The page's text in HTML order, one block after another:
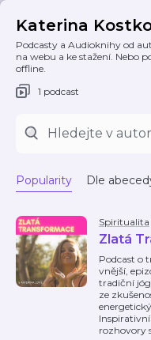
Katerina
Podcasty a Audioknihy od
na webu a ke stažení. Nebo
offline.
1 podcast
Popularity Dle
Spiritualita
Zlatá
Podcast o
vnější,
tradiční
ze
Inspirativní
rozhovory